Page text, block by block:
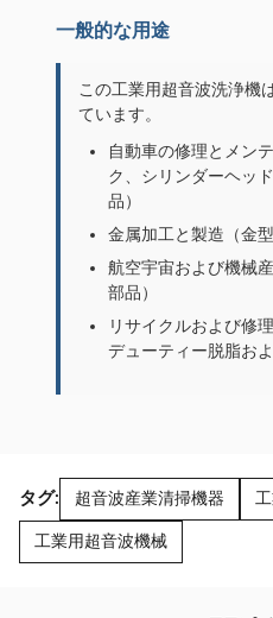
一般的な用途
この工業用超音波洗浄機
ています。
自動車の修理とメン
ク、シリンダーヘッ
品）
金属加工と製造（金
航空宇宙および機械
部品）
リサイクルおよび修
デューティー脱脂お
タグ: 超音波産業清掃機器
工業用超音波機械